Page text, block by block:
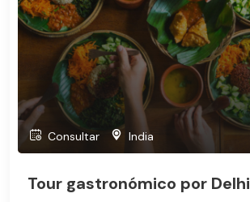
Consultar India
Tour gastronómico por Delhi